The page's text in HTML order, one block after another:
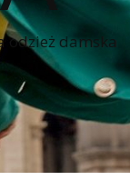
odzież damska